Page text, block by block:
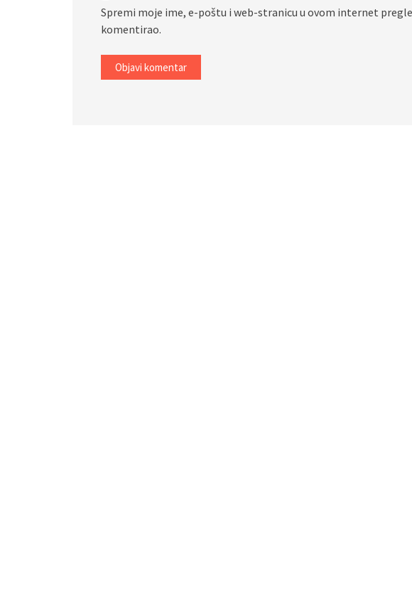
Spremi moje ime, e-poštu i web-stranicu u ovom internet
komentirao.